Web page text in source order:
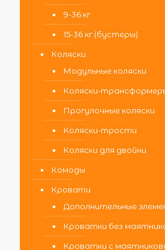
9-36 кг
15-36 кг (бустеры)
Коляски
Модульные коляски
Коляски-
Прогулочные коляски
Коляски-трости
Коляски для двойни
Комоды
Кровати
Дополнительные
Кроватки без
Кроватки с